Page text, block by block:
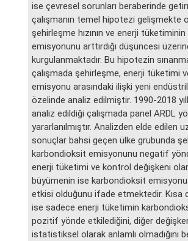
ise çevresel sorunları beraberinde
çalışmanın temel hipotezi gelişmekte
şehirleşme hızının ve enerji
emisyonunu arttırdığı düşüncesi
kurgulanmaktadır. Bu hipotezin
çalışmada şehirleşme, enerji tüketimi
emisyonu arasındaki ilişki yeni
özelinde analiz edilmiştir. 1990-2018
analiz edildiği çalışmada panel ARDL
yararlanılmıştır. Analizden elde edilen
sonuçlar bahsi geçen ülke grubunda
karbondioksit emisyonunu negatif
enerji tüketimi ve kontrol değişkeni
büyümenin ise karbondioksit
etkisi olduğunu ifade etmektedir. Kısa
ise sadece enerji tüketimin
pozitif yönde etkilediğini, diğer
istatistiksel olarak anlamlı olmadığını